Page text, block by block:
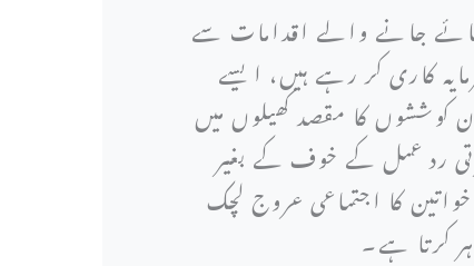
جانے والے اقدامات سے
کاری کر رہے ہیں، ایسے
کوششوں کا مقصد کھیلوں میں
رد عمل کے خوف کے بغیر
کا اجتماعی عروج لچک
کرتا ہے۔